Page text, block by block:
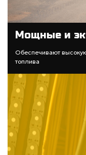
Мощные и
Обеспечивают
топлива